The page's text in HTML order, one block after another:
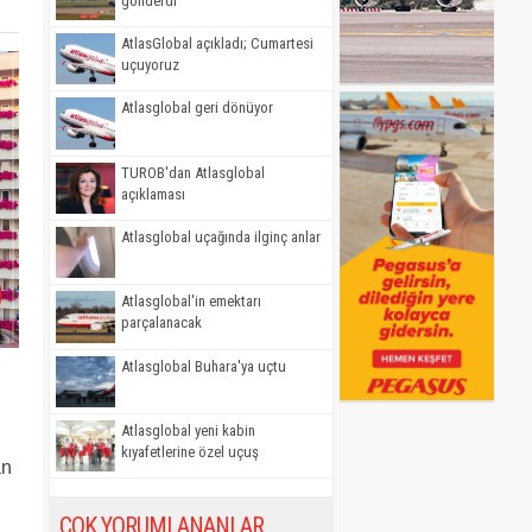
AtlasGlobal açıkladı; Cumartesi
uçuyoruz
Atlasglobal geri dönüyor
TUROB'dan Atlasglobal
açıklaması
Atlasglobal uçağında ilginç anlar
Atlasglobal'in emektarı
parçalanacak
Atlasglobal Buhara'ya uçtu
Atlasglobal yeni kabin
kıyafetlerine özel uçuş